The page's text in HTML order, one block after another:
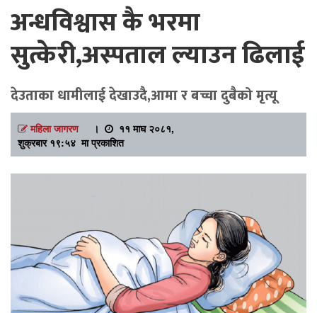
अन्धविश्वास कै भरमा
सुत्केरी,अस्पताल ल्याउन ढिलाई
देउताका धामीलाई देखाउदै,आमा र बच्चा दुबैको मृत्यू
महिला जागरण।
११ माघ २०८१,
शुक्रबार १९:५४ मा प्रकाशित